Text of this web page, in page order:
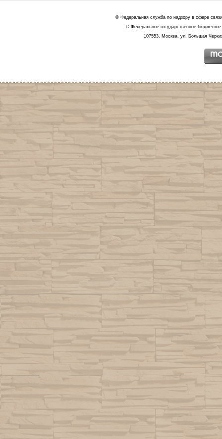
© Федеральная служба по надзору в сфере
© Федеральное государственное
107553, Москва, ул. Большая